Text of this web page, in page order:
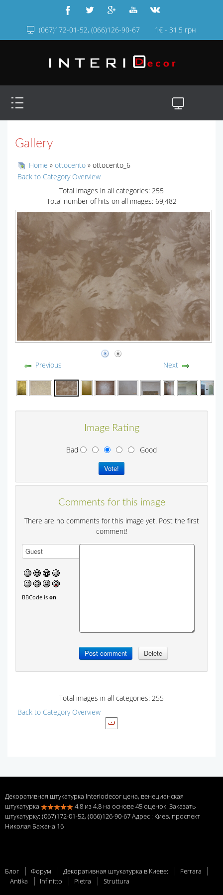
(067)172-01-52, (066)126-90-67 1€ - 31.5 грн
Gallery
Home » ottocento » ottocento_6
Back to Category Overview
Total images in all categories: 255
Total number of hits on all images: 69,482
Previous Next
Image Rating
Bad Good
Comments for this image
There are no comments for this image yet. Post the first
comment!
BBCode ison
Total images in all categories: 255
Back to Category Overview
Декоративная штукатурка Interiodecor цена, венецианская
штукатурка
4.8 из4.8 на основе45оценок. Заказать
штукатурку: (067)172-01-52, (066)126-90-67 Адрес : Киев, проспект
Николая Бажана 16
Блог Форум Декоративная штукатурка в Киеве:
Ferrara
Antika
Infinitto Pietra Struttura